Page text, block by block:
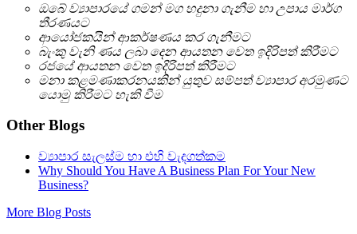
ඔබේ ව්‍යාපාරයේ ගමන් මග හදුනා ගැනීම හා උපාය මාර්ග
තීරණයට
ආයෝජකයින් ආකර්ෂණය කර ගැනීමට
බැංකු වැනි ණය ලබා දෙන ආයතන වෙත ඉදිරිපත් කිරීමට
රජයේ ආයතන වෙත ඉදිරිපත් කිරීමට
මනා කළමණාකරනයකින් යුතුව සම්පත් ව්‍යාපාර අරමුණට
යොමු කිරීමට හැකි වීම
Other Blogs
ව්‍යාපාර සැලස්ම හා එහි වැදගත්කම
Why Should You Have A Business Plan For Your New
Business?
More Blog Posts